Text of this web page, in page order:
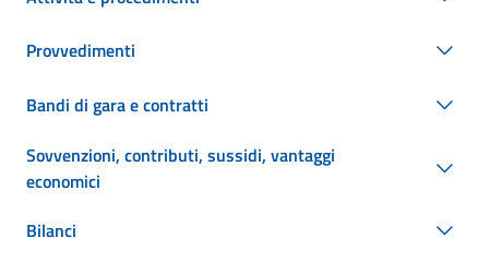
Provvedimenti
Bandi di gara e contratti
Sovvenzioni, contributi, sussidi, vantaggi
economici
Bilanci